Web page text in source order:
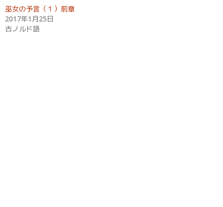
ド
ウ
で
巫女の予言（１）前章
2017年1月25日
古ノルド語